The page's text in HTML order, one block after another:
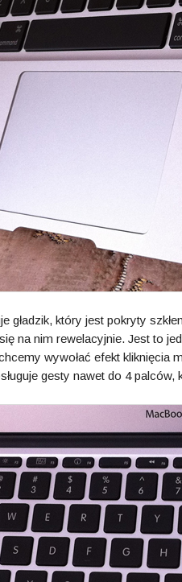
gładzik, który jest pokryty
na nim rewelacyjnie. Jest to
wywołać efekt
gesty nawet do 4